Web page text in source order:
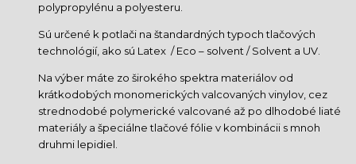
polypropylénu a polyesteru.
Sú určené k potlači na štandardných typoch tlačových
technológií, ako sú Latex / Eco – solvent / Solvent a UV.
Na výber máte zo širokého spektra materiálov od
krátkodobých monomerických valcovaných vinylov, cez
strednodobé polymerické valcované až po dlhodobé liaté
materiály a špeciálne tlačové fólie v kombinácii s mnoh
druhmi lepidiel.